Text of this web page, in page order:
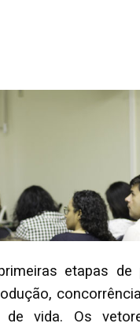
etapas de
vida. Os